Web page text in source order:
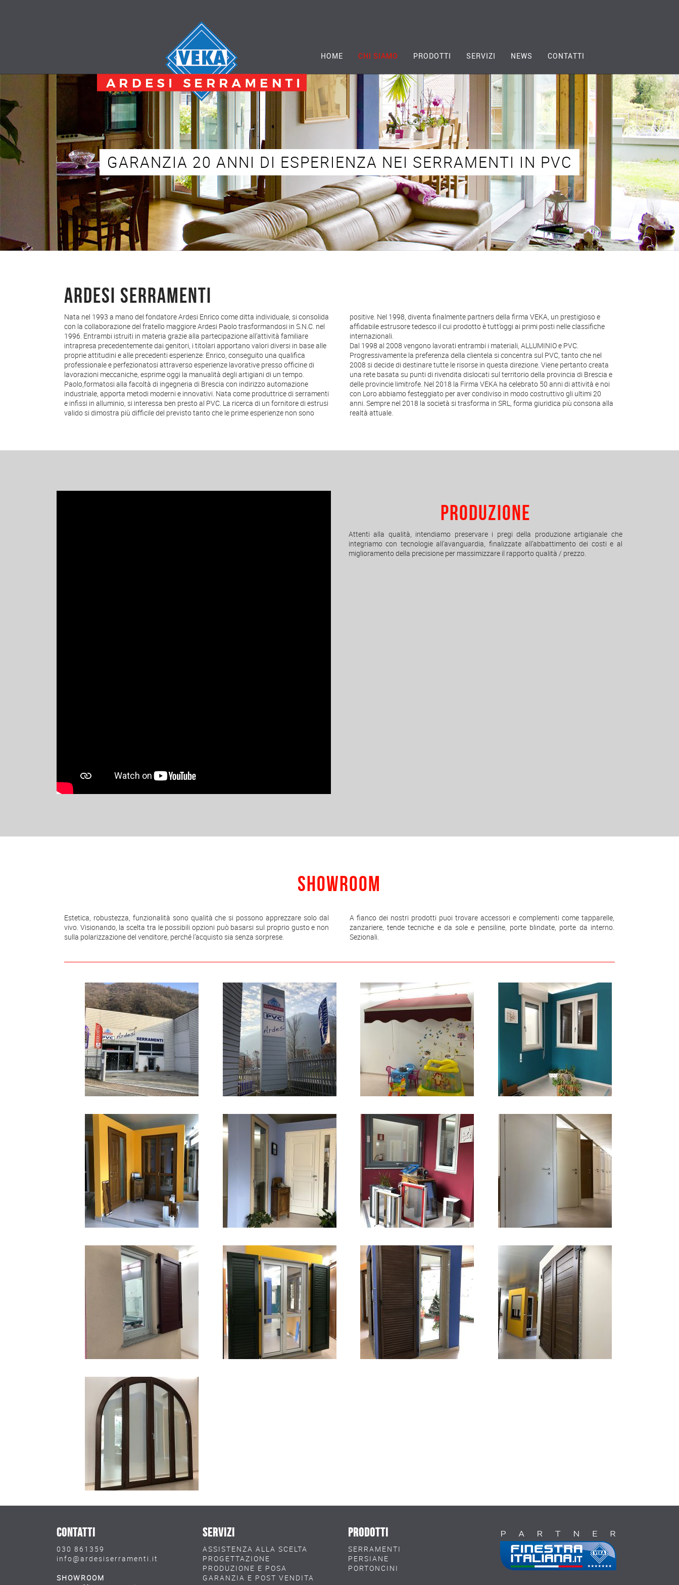
HOME CHI SIAMO PRODOTTI SERVIZI NEWS CONTATTI
GARANZIA 20 ANNI DI ESPERIENZA NEI SERRAMENTI IN PVC
Ardesi Serramenti
Nata nel 1993 a mano del fondatore Ardesi Enrico come ditta individuale, si consolida
con la collaborazione del fratello maggiore Ardesi Paolo trasformandosi in S.N.C. nel
1996. Entrambi istruiti in materia grazie alla partecipazione all’attività familiare
intrapresa precedentemente dai genitori, i titolari apportano valori diversi in base alle
proprie attitudini e alle precedenti esperienze: Enrico, conseguito una qualifica
professionale e perfezionatosi attraverso esperienze lavorative presso ofﬁcine di
lavorazioni meccaniche, esprime oggi la manualità degli artigiani di un tempo.
Paolo,formatosi alla facoltà di ingegneria di Brescia con indirizzo automazione
industriale, apporta metodi moderni e innovativi. Nata come produttrice di serramenti
e inﬁssi in alluminio, si interessa ben presto al PVC. La ricerca di un fornitore di estrusi
valido si dimostra più difﬁcile del previsto tanto che le prime esperienze non sono
positive. Nel 1998, diventa finalmente partners della ﬁrma VEKA, un prestigioso e
afﬁdabile estrusore tedesco il cui prodotto è tutt’oggi ai primi posti nelle classiﬁche
internazionali.
Dal 1998 al 2008 vengono lavorati entrambi i materiali, ALLUMINIO e PVC.
Progressivamente la preferenza della clientela si concentra sul PVC, tanto che nel
2008 si decide di destinare tutte le risorse in questa direzione. Viene pertanto creata
una rete basata su punti di rivendita dislocati sul territorio della provincia di Brescia e
delle provincie limitrofe. Nel 2018 la Firma VEKA ha celebrato 50 anni di attività e noi
con Loro abbiamo festeggiato per aver condiviso in modo costruttivo gli ultimi 20
anni. Sempre nel 2018 la società si trasforma in SRL, forma giuridica più consona alla
realtà attuale.
PRODUZIONE
Attenti alla qualità, intendiamo preservare i pregi della produzione artigianale che
integriamo con tecnologie all’avanguardia, ﬁnalizzate all’abbattimento dei costi e al
miglioramento della precisione per massimizzare il rapporto qualità / prezzo.
SHOWROOM
Estetica, robustezza, funzionalità sono qualità che si possono apprezzare solo dal
vivo. Visionando, la scelta tra le possibili opzioni può basarsi sul proprio gusto e non
sulla polarizzazione del venditore, perché l’acquisto sia senza sorprese.
A ﬁanco dei nostri prodotti puoi trovare accessori e complementi come tapparelle,
zanzariere, tende tecniche e da sole e pensiline, porte blindate, porte da interno.
Sezionali.
CONTATTI
030 861359
info@ardesiserramenti.it
SHOWROOM
SERVIZI
ASSISTENZA ALLA SCELTA
PROGETTAZIONE
PRODUZIONE E POSA
GARANZIA E POST VENDITA
PRODOTTI
SERRAMENTI
PERSIANE
PORTONCINI